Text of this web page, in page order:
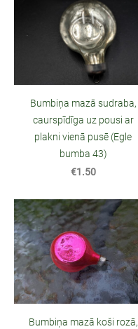
Bumbiņa mazā sudraba,
caurspīdīga uz pousi ar
plakni vienā pusē (Egle
bumba 43)
€1.50
Bumbiņa mazā koši rozā,